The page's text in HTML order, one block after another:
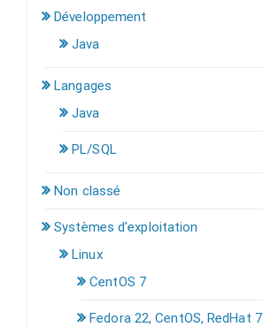
Développement
Java
Langages
Java
PL/SQL
Non classé
Systèmes d'exploitation
Linux
CentOS 7
Fedora 22, CentOS, RedHat 7